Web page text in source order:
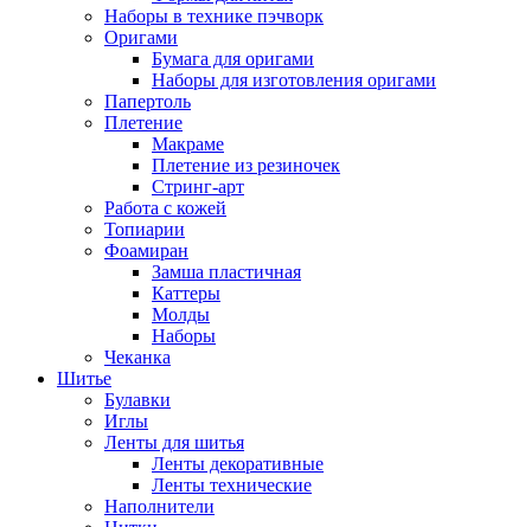
Наборы в технике пэчворк
Оригами
Бумага для оригами
Наборы для изготовления оригами
Папертоль
Плетение
Макраме
Плетение из резиночек
Стринг-арт
Работа с кожей
Топиарии
Фоамиран
Замша пластичная
Каттеры
Молды
Наборы
Чеканка
Шитье
Булавки
Иглы
Ленты для шитья
Ленты декоративные
Ленты технические
Наполнители